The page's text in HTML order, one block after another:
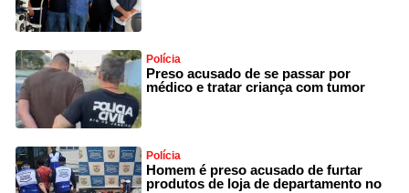
Polícia
Preso acusado de se passar por
médico e tratar criança com tumor
Polícia
Homem é preso acusado de furtar
produtos de loja de departamento no